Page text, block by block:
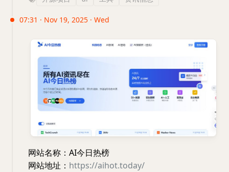
07:31 · Nov 19, 2025 · Wed
网站名称：AI今日热榜
网站地址： https://aihot.today/